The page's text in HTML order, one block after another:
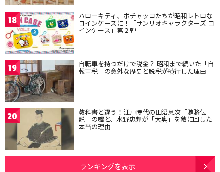
18 ハローキティ、ポチャッコたちが昭和レトロな
コインケースに！「サンリオキャラクターズ コ
インケース」第２弾
19 自転車を持つだけで税金？ 昭和まで続いた「自
転車税」の意外な歴史と脱税が横行した理由
20 教科書と違う！江戸時代の田沼意次「賄賂伝
説」の嘘と、水野忠邦が「大奥」を敵に回した
本当の理由
ランキングを表示